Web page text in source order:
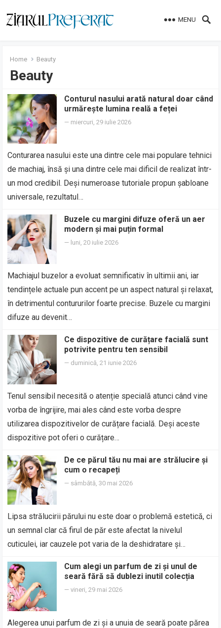
MENU
Home Beauty
Beauty
Conturul nasului arată natural doar când
urmărește lumina reală a feței
— miercuri, 29 iulie 2026
Conturarea nasului este una dintre cele mai populare tehnici
de machiaj, însă și una dintre cele mai dificil de realizat într-
un mod credibil. Deși numeroase tutoriale propun șabloane
universale, rezultatul…
Buzele cu margini difuze oferă un aer
modern și mai puțin formal
— luni, 20 iulie 2026
Machiajul buzelor a evoluat semnificativ în ultimii ani, iar
tendințele actuale pun accent pe un aspect natural și relaxat,
în detrimentul contururilor foarte precise. Buzele cu margini
difuze au devenit…
Ce dispozitive de curățare facială sunt
potrivite pentru ten sensibil
— duminică, 21 iunie 2026
Tenul sensibil necesită o atenție specială atunci când vine
vorba de îngrijire, mai ales când este vorba despre
utilizarea dispozitivelor de curățare facială. Deși aceste
dispozitive pot oferi o curățare…
De ce părul tău nu mai are strălucire și
cum o recapeți
— sâmbătă, 30 mai 2026
Lipsa strălucirii părului nu este doar o problemă estetică, ci
un semnal clar că firul de păr este afectat la nivelul
cuticulei, iar cauzele pot varia de la deshidratare și…
Cum alegi un parfum de zi și unul de
seară fără să dublezi inutil colecția
—vineri, 29 mai 2026
Alegerea unui parfum de zi și a unuia de seară poate părea